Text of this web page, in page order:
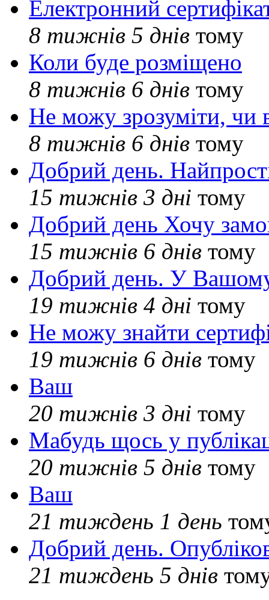
Електронний
8 тижнів 5 днів тому
Коли буде розміщено
8 тижнів 6 днів тому
Не можу зрозуміти, чи
8 тижнів 6 днів тому
Добрий день.
15 тижнів 3 дні тому
Добрий день Хочу
15 тижнів 6 днів тому
Добрий день. У Вашому
19 тижнів 4 дні тому
Не можу знайти
19 тижнів 6 днів тому
Ваш
20 тижнів 3 дні тому
Мабудь щось у
20 тижнів 5 днів тому
Ваш
21 тиждень 1 день
Добрий день.
21 тиждень 5 днів